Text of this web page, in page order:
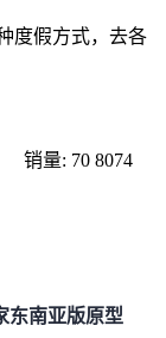
度假方式，去各
销量: 70 8074
东南亚版原型